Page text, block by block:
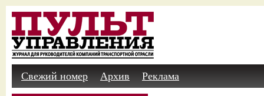
Свежий номер Архив Реклама